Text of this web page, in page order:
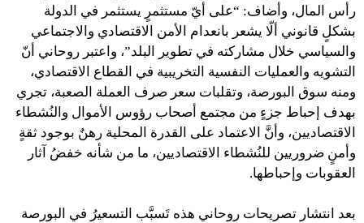
رأس المال، وأضاف: “على أيّ مستثمرٍ يستثمر في الدولة
بشكلٍ قانوني ألّا يشعر بانعدام الأمن الاقتصادي والاجتماعي
والسياسي خلال مشاركته في تطوير البلد”، واعتبر روحاني أنّ
التشويه والعمليات النفسية التخريبية في القطاع الاقتصادي،
ومنه سوق البورصة، وتقلبات سعر صرف العملة الصعبة، تجري
بهدف إحباط جزءٍ من مجتمع أصحاب رؤوس الأموال والنُشطاء
الاقتصاديين، وأنَّ الاعتماد على القدرة المحلية رهنٌ بوجود ثقةٍ
وأمنٍ ضروريين للنُشطاء الاقتصاديين، ما من شأنه خفضُ آثار
العقوبات وإحباطها.
بعد انتشار تصريحات روحاني هذه تَسبَّب التسعيرُ في البورصة